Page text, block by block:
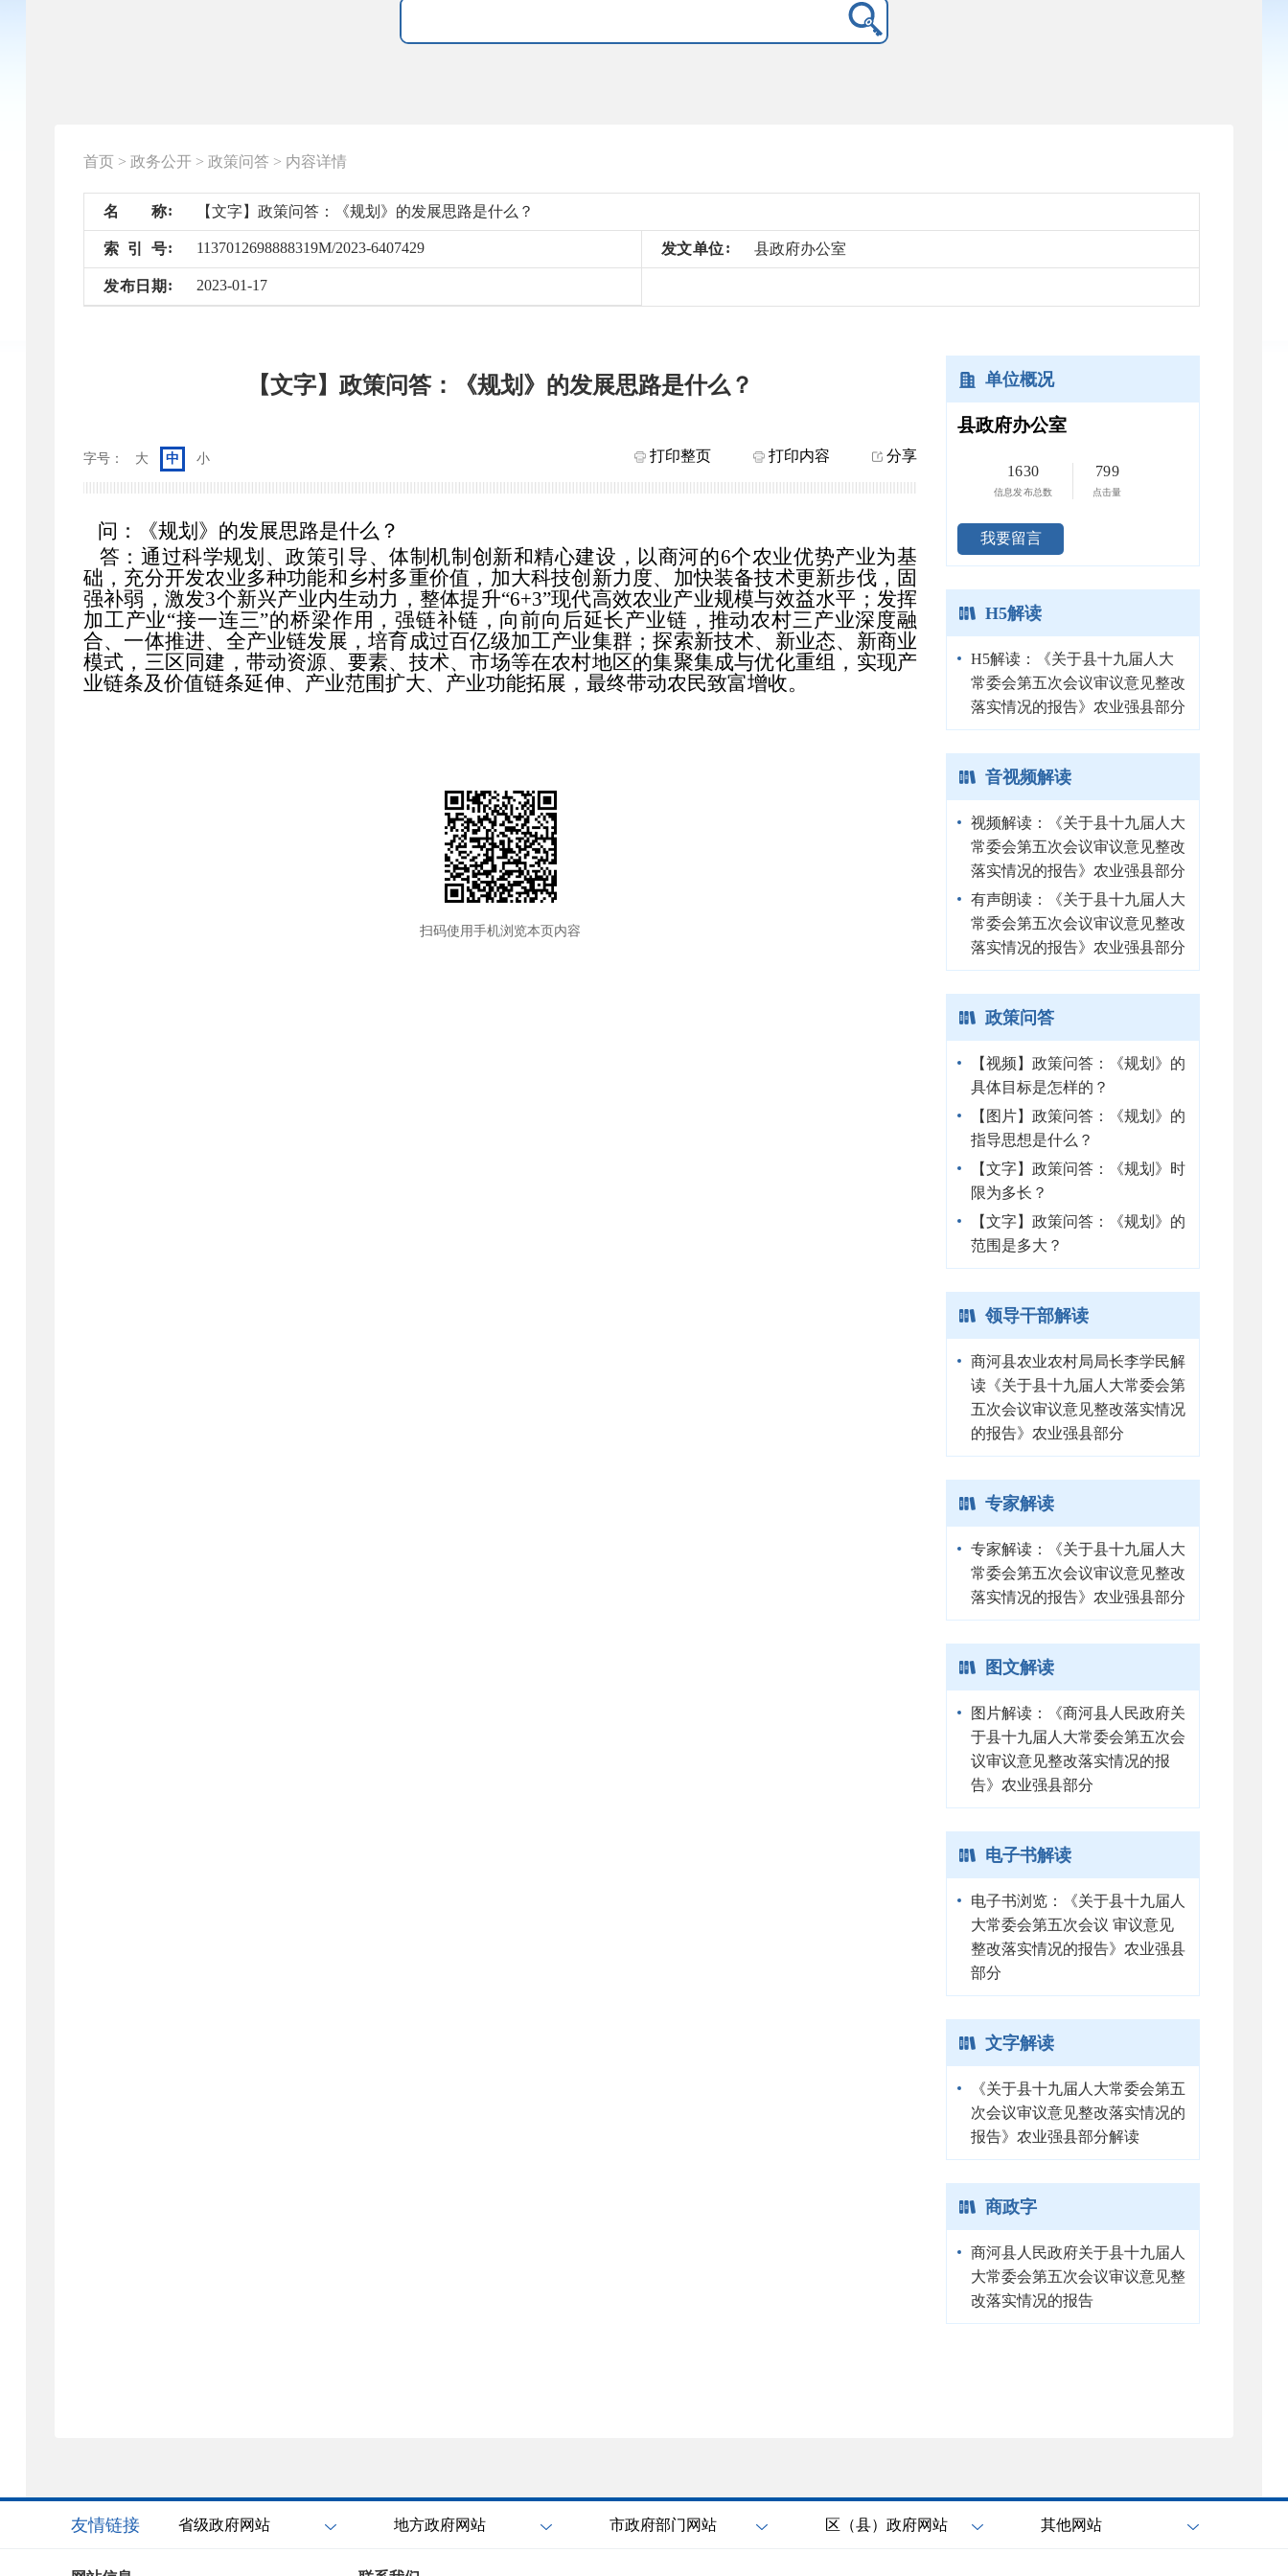
首页 > 政务公开 > 政策问答 > 内容详情
名 称 【文字】政策问答：《规划》的发展思路是什么？
索 引 号 1137012698888319M/2023-6407429 发文单位 县政府办公室
发布 日 期 2023-01-17
【文字】政策问答：《规划》的发展思路是什么？
字号： 大 中 小 打印整页 打印内容 分享
问：《规划》的发展思路是什么？
答：通过科学规划、政策引导、体制机制创新和精心建设，以商河的6个农业优势产业为基
础，充分开发农业多种功能和乡村多重价值，加大科技创新力度、加快装备技术更新步伐，固
强补弱，激发3个新兴产业内生动力，整体提升“6+3”现代高效农业产业规模与效益水平；发挥
加工产业“接一连三”的桥梁作用，强链补链，向前向后延长产业链，推动农村三产业深度融
合、一体推进、全产业链发展，培育成过百亿级加工产业集群；探索新技术、新业态、新商业
模式，三区同建，带动资源、要素、技术、市场等在农村地区的集聚集成与优化重组，实现产
业链条及价值链条延伸、产业范围扩大、产业功能拓展，最终带动农民致富增收。
扫码使用手机浏览本页内容
单位概况
县政府办公室
1630
信息发布总数
799
点击量
我要留言
H5解读
H5解读：《关于县十九届人大
常委会第五次会议审议意见整改
落实情况的报告》农业强县部分
音视频解读
视频解读：《关于县十九届人大
常委会第五次会议审议意见整改
落实情况的报告》农业强县部分
有声朗读：《关于县十九届人大
常委会第五次会议审议意见整改
落实情况的报告》农业强县部分
政策问答
【视频】政策问答：《规划》的
具体目标是怎样的？
【图片】政策问答：《规划》的
指导思想是什么？
【文字】政策问答：《规划》时
限为多长？
【文字】政策问答：《规划》的
范围是多大？
领导干部解读
商河县农业农村局局长李学民解
读《关于县十九届人大常委会第
五次会议审议意见整改落实情况
的报告》农业强县部分
专家解读
专家解读：《关于县十九届人大
常委会第五次会议审议意见整改
落实情况的报告》农业强县部分
图文解读
图片解读：《商河县人民政府关
于县十九届人大常委会第五次会
议审议意见整改落实情况的报
告》农业强县部分
电子书解读
电子书浏览：《关于县十九届人
大常委会第五次会议 审议意见
整改落实情况的报告》农业强县
部分
文字解读
《关于县十九届人大常委会第五
次会议审议意见整改落实情况的
报告》农业强县部分解读
商政字
商河县人民政府关于县十九届人
大常委会第五次会议审议意见整
改落实情况的报告
友情链接 省级政府网站 地方政府网站 市政府部门网站 区（县）政府网站 其他网站